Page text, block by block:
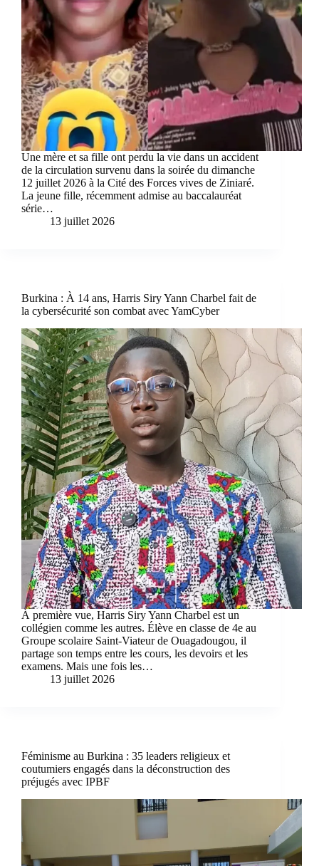
Une mère et sa fille ont perdu la vie dans un accident
de la circulation survenu dans la soirée du dimanche
12 juillet 2026 à la Cité des Forces vives de Ziniaré.
La jeune fille, récemment admise au baccalauréat
série…
13 juillet 2026
Burkina : À 14 ans, Harris Siry Yann Charbel fait de
la cybersécurité son combat avec YamCyber
À première vue, Harris Siry Yann Charbel est un
collégien comme les autres. Élève en classe de 4e au
Groupe scolaire Saint-Viateur de Ouagadougou, il
partage son temps entre les cours, les devoirs et les
examens. Mais une fois les…
13 juillet 2026
Féminisme au Burkina : 35 leaders religieux et
coutumiers engagés dans la déconstruction des
préjugés avec IPBF